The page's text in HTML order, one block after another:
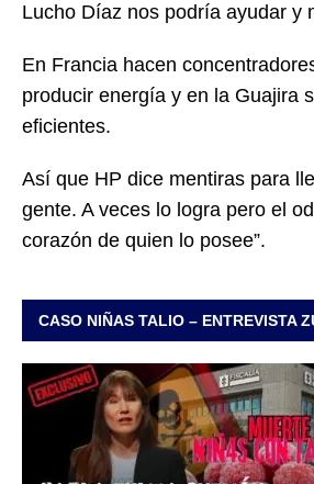
Lucho Díaz nos podría ayudar y
En Francia hacen
producir energía y en la Guajira
eficientes.
Así que HP dice mentiras para
gente. A veces lo logra pero el
corazón de quien lo posee”.
CASO NIÑAS TALIO – ENTREVISTA